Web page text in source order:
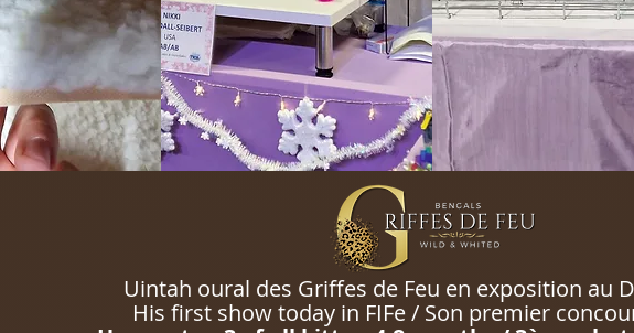
Uintah oural des Griffes de Feu en exposition au
His first show today in FIFe / Son premier